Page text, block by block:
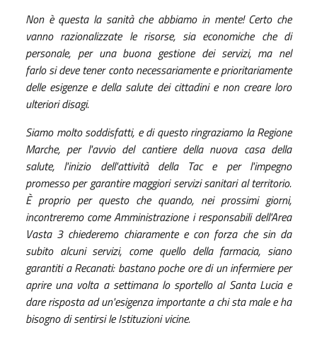
Non è questa la sanità che abbiamo in mente! Certo che
vanno razionalizzate le risorse, sia economiche che di
personale, per una buona gestione dei servizi, ma nel
farlo si deve tener conto necessariamente e prioritariamente
delle esigenze e della salute dei cittadini e non creare loro
ulteriori disagi.
Siamo molto soddisfatti, e di questo ringraziamo la Regione
Marche, per l'avvio del cantiere della nuova casa della
salute, l'inizio dell'attività della Tac e per l'impegno
promesso per garantire maggiori servizi sanitari al territorio.
È proprio per questo che quando, nei prossimi giorni,
incontreremo come Amministrazione i responsabili dell'Area
Vasta 3 chiederemo chiaramente e con forza che sin da
subito alcuni servizi, come quello della farmacia, siano
garantiti a Recanati: bastano poche ore di un infermiere per
aprire una volta a settimana lo sportello al Santa Lucia e
dare risposta ad un'esigenza importante a chi sta male e ha
bisogno di sentirsi le Istituzioni vicine.